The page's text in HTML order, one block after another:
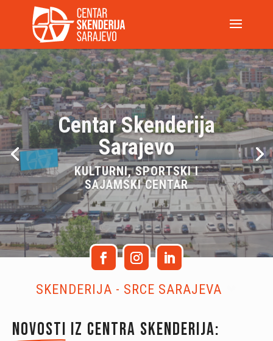
SKENDERIJA - SRCE SARAJEVA
Novosti iz Centra Skenderija: